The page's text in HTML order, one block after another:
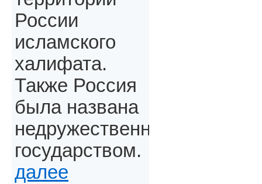
России
исламского
халифата.
Также Россия
была названа
недружественным
государством.
далее